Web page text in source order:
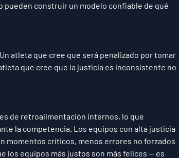
pueden construir un modelo confiable de qué
atleta que cree que será penalizado por tomar
que cree que la justicia es inconsistente no
de retroalimentación internos, lo que
la competencia. Los equipos con alta justicia
momentos críticos, menos errores no forzados
los equipos más justos son más felices — es